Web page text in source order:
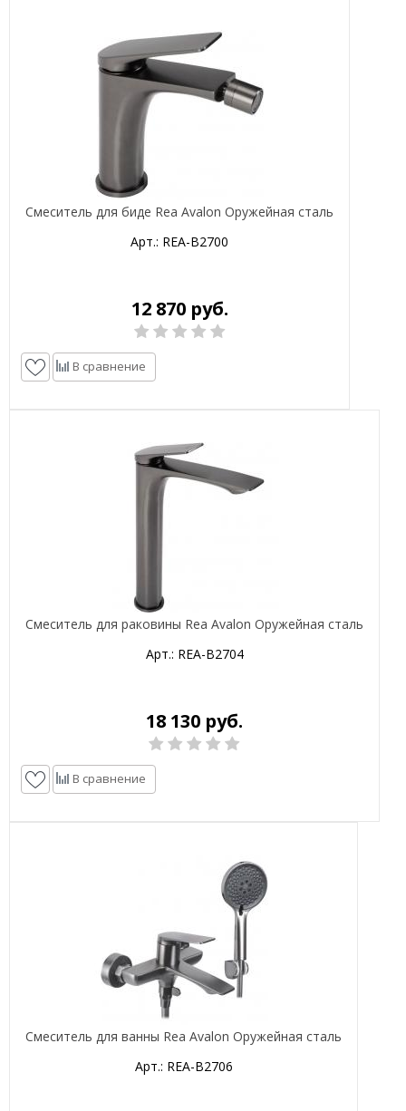
Смеситель для биде Rea Avalon Оружейная сталь
Арт.: REA-B2700
12 870 руб.
В сравнение
Смеситель для раковины Rea Avalon Оружейная сталь
Арт.: REA-B2704
18 130 руб.
В сравнение
Смеситель для ванны Rea Avalon Оружейная сталь
Арт.: REA-B2706